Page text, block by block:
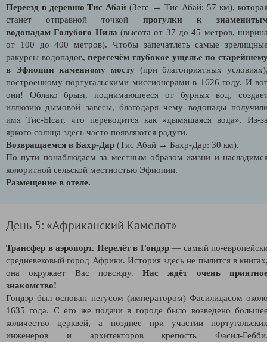
Переезд в деревню Тис Абай (Зеге → Тис Абай: 57 км),
станет отправной точкой прогулки к
водопадам Голубого Нила (высота от 37 до 45 метров,
от 100 до 400 метров). Чтобы запечатлеть самые
ракурсы водопадов,пересечём глубокое ущелье по
в Эфиопии каменному мосту (при благоприятных
построенному португальскими миссионерами в 1626 году. И
они! Облако брызг, поднимающееся от бурных вод,
иллюзию дымовой завесы, благодаря чему водопады
имя Тис-Ысат, что переводится как «дымящаяся вода». Из-
яркого солнца здесь часто появляются радуги.
Возвращаемся в Бахр-Дар (Тис Абай → Бахр-Дар: 30 км).
По пути понаблюдаем за местным образом жизни и
колоритной сельской местностью Эфиопии.
Размещение в отеле.
День 5: «Африканский Камелот»
Трансфер в аэропорт. Перелёт в Гондэр— самый по-
средневековый город Африки. История здесь не пылится в
она окружает Вас повсюду.Нас ждёт очень
знакомство!
Гондэр был основан негусом (императором) Фасилидасом
1635 года. С его же подачи в городе было возведено
количество церквей, а позднее при участии
инженеров и архитекторов крепость Фасил-